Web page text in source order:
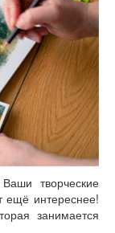
творческие
ещё интереснее!
занимается